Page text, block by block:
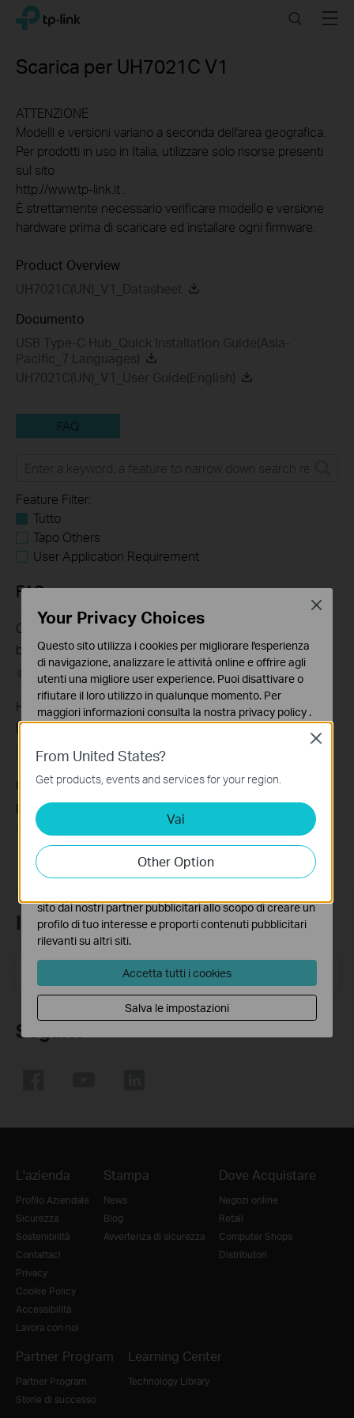
Click
navigation
TP-Link, Reliably Smart SearchMenu
Scarica per UH7021C V1
ATTENZIONE
Modelli e versioni variano a seconda dell'area geografica.
Per prodotti in uso in Italia, utilizzare solo risorse presenti
sul sito
http://www.tp-link.it .
È strettamente necessario verificare modello e versione
hardware prima di scaricare ed installare ogni firmware.
Product Overview
UH7021C(UN)_V1_Datasheet
Documento
USB Type-C Hub_Quick Installation Guide(Asia-
Pacific_7 Languages)
UH7021C(UN)_V1_User Guide(English)
FAQ
Feature Filter:
Tutto
Tapo Others
User Application Requirement
FAQs
Come identifico il modello del prodotto per il quale ho
bisogno di assistenza?
06-26-2019 7625174
How to Find the Serial Number (S/N) on Your TP-Link
Device
03-19-2013 489171views
Come identificare modello e versione hardware di un
prodotto TP-Link?
07-28-2011
Iscriviti alla newsletter
Seguici
L'azienda
Profilo Aziendale
Sicurezza
Sostenibilità
Contattaci
Privacy
Cookie Policy
Accessibilità
Lavora con noi
Stampa
News
Blog
Avvertenza di sicurezza
Dove Acquistare
Negozi online
Retail
Computer Shops
Distributori
Partner Program
Partner Program
Storie di successo
Learning Center
Technology Library
From United States?
Get products, events and services for your region.
Vai
Other Option
Close
Your Privacy Choices
Questo sito utilizza i cookies per migliorare l'esperienza
di navigazione, analizzare le attività online e offrire agli
utenti una migliore user experience. Puoi disattivare o
rifiutare il loro utilizzo in qualunque momento. Per
maggiori informazioni consulta la nostra privacy policy .
Questi cookies sono necessari per il corretto
funzionamento del sito e non possono essere disattivati
nel tuo sistema.
Analytics e Marketing Cookies
I cookies analitici ci permettono di analizzare le tue
attività sul nostro sito allo scopo di migliorarne le
funzionalità.
sito dai nostri partner pubblicitari allo scopo di creare un
profilo di tuo interesse e proporti contenuti pubblicitari
rilevanti su altri siti.
Accetta tutti i cookies
Salva le impostazioni
Close